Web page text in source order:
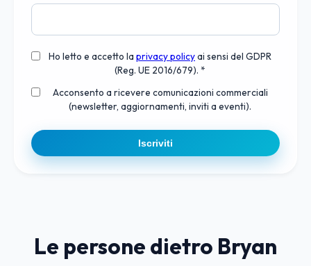
Ho letto e accetto la privacy policyai sensi del GDPR
(Reg. UE 2016/679). *
Acconsento a ricevere comunicazioni commerciali
(newsletter, aggiornamenti, inviti a eventi).
Iscriviti
Le persone dietro Bryan